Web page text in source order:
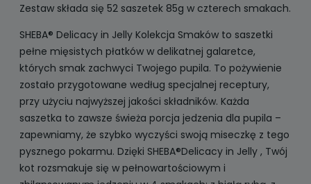
Zestaw składa się 52 saszetek 85g w czterech smakach.
SHEBA® Delicacy in Jelly Kolekcja Smaków to saszetki
pełne mięsistych płatków w delikatnej galaretce,
których smak zachwyci Twojego pupila. To pożywienie
zostało przygotowane według specjalnej receptury,
przy użyciu najwyższej jakości składników. Każda
saszetka to zawsze świeża porcja jedzenia dla pupila –
zapewniamy, że szybko wyczyści swoją miseczkę z tego
pysznego pokarmu. Dzięki SHEBA®Delicacy in Jelly , Twój
kot rozsmakuje się w pełnowartościowym i